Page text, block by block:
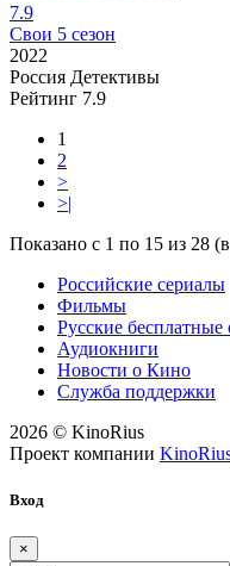
7.9
Свои 5 сезон
2022
Россия Детективы
Рейтинг 7.9
1
2
>
>|
Показано с 1 по 15 из 28
Российские сериалы
Фильмы
Русские бесплатные
Аудиокниги
Новости о Кино
Служба поддержки
2026 © KinoRius
Проект компании
Вход
×